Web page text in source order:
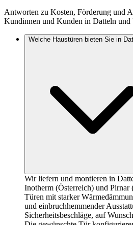
Antworten zu Kosten, Förderung und
Kundinnen und Kunden in Datteln und
Welche Haustüren bieten Sie in
Wir liefern und montieren in
Inotherm (Österreich) und
Türen mit starker
und einbruchhemmender
Sicherheitsbeschläge, auf